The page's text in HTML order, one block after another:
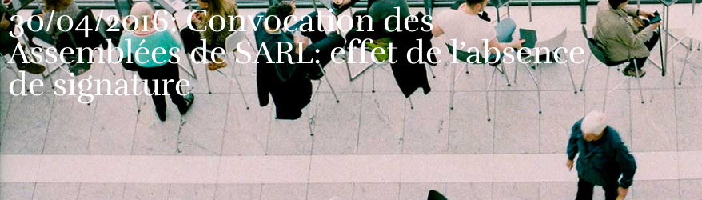
30/04/2016: Convocation des
Assemblées de SARL: effet de l’absence
de signature